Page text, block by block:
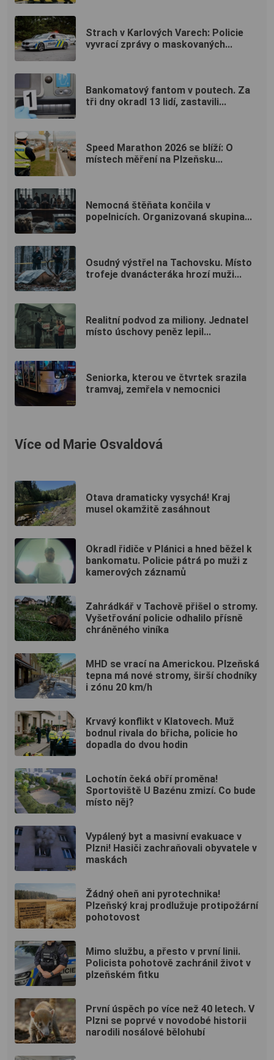
Strach v Karlových Varech: Policie
vyvrací zprávy o maskovaných...
Bankomatový fantom v poutech. Za
tři dny okradl 13 lidí, zastavili...
Speed Marathon 2026 se blíží: O
místech měření na Plzeňsku...
Nemocná štěňata končila v
popelnicích. Organizovaná skupina...
Osudný výstřel na Tachovsku. Místo
trofeje dvanácteráka hrozí muži...
Realitní podvod za miliony. Jednatel
místo úschovy peněz lepil...
Seniorka, kterou ve čtvrtek srazila
tramvaj, zemřela v nemocnici
Více od Marie Osvaldová
Otava dramaticky vysychá! Kraj
musel okamžitě zasáhnout
Okradl řidiče v Plánici a hned běžel k
bankomatu. Policie pátrá po muži z
kamerových záznamů
Zahrádkář v Tachově přišel o stromy.
Vyšetřování policie odhalilo přísně
chráněného viníka
MHD se vrací na Americkou. Plzeňská
tepna má nové stromy, širší chodníky
i zónu 20 km/h
Krvavý konflikt v Klatovech. Muž
bodnul rivala do břicha, policie ho
dopadla do dvou hodin
Lochotín čeká obří proměna!
Sportoviště U Bazénu zmizí. Co bude
místo něj?
Vypálený byt a masivní evakuace v
Plzni! Hasiči zachraňovali obyvatele v
maskách
Žádný oheň ani pyrotechnika!
Plzeňský kraj prodlužuje protipožární
pohotovost
Mimo službu, a přesto v první linii.
Policista pohotově zachránil život v
plzeňském fitku
První úspěch po více než 40 letech. V
Plzni se poprvé v novodobé historii
narodili nosálové bělohubí